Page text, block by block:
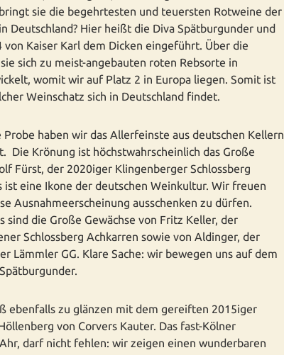
sie die begehrtesten und teuersten Rotweine der
Deutschland? Hier heißt die Diva Spätburgunder und
Kaiser Karl dem Dicken eingeführt. Über die
sich zu meist-angebauten roten Rebsorte in
womit wir auf Platz 2 in Europa liegen. Somit ist
Weinschatz sich in Deutschland findet.
haben wir das Allerfeinste aus deutschen Kellern
Die Krönung ist höchstwahrscheinlich das Große
Fürst, der 2020iger Klingenberger Schlossberg
ist eine Ikone der deutschen Weinkultur. Wir freuen
Ausnahmeerscheinung ausschenken zu dürfen.
sind die Große Gewächse von Fritz Keller, der
Schlossberg Achkarren sowie von Aldinger, der
Lämmler GG. Klare Sache: wir bewegen uns auf dem
ebenfalls zu glänzen mit dem gereiften 2015iger
von Corvers Kauter. Das fast-Kölner
darf nicht fehlen: wir zeigen einen wunderbaren